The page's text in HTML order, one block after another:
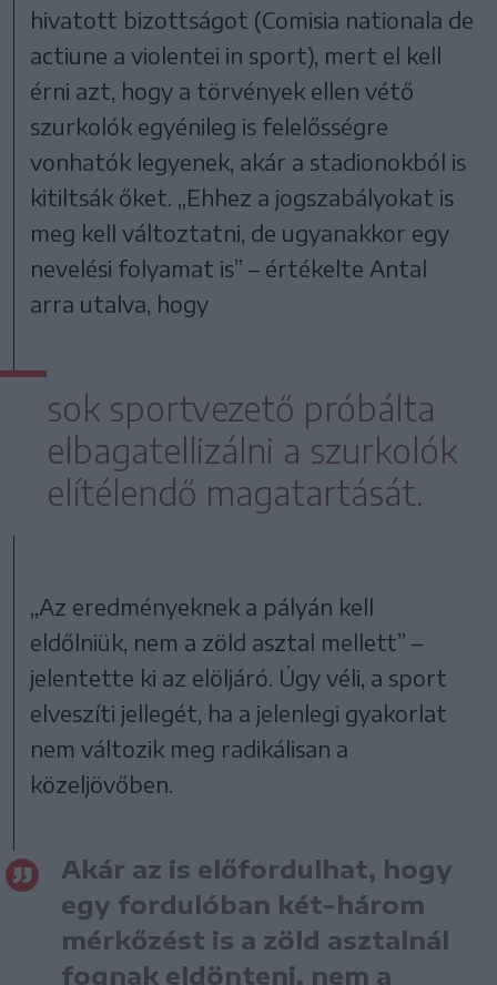
hivatott bizottságot (Comisia nationala de
actiune a violentei in sport), mert el kell
érni azt, hogy a törvények ellen vétő
szurkolók egyénileg is felelősségre
vonhatók legyenek, akár a stadionokból is
kitiltsák őket. „Ehhez a jogszabályokat is
meg kell változtatni, de ugyanakkor egy
nevelési folyamat is” – értékelte Antal
arra utalva, hogy
sok sportvezető próbálta
elbagatellizálni a szurkolók
elítélendő magatartását.
„Az eredményeknek a pályán kell
eldőlniük, nem a zöld asztal mellett” –
jelentette ki az elöljáró. Úgy véli, a sport
elveszíti jellegét, ha a jelenlegi gyakorlat
nem változik meg radikálisan a
közeljövőben.
Akár az is előfordulhat, hogy
egy fordulóban két-három
mérkőzést is a zöld asztalnál
fognak eldönteni, nem a